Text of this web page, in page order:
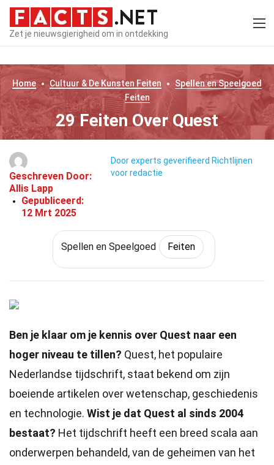
Zet je nieuwsgierigheid om in ontdekking
Home Cultuur & De Kunsten Feiten
Spellen en Speelgoed
Feiten
29 Feiten Over Quest
Geschreven Door:
Allis Lapp
Gepubliceerd:
12 Mrt 2025
Door experts geverifieerd Richtlijnen
voor redactie
Spellen en Speelgoed Feiten
Ben je klaar om je kennis over Quest naar een
hoger niveau te tillen? Quest, het populaire
Nederlandse tijdschrift, staat bekend om zijn
boeiende artikelen over wetenschap, geschiedenis
en technologie. Wist je dat Quest al sinds 2004
bestaat? Het tijdschrift heeft een breed scala aan
onderwerpen behandeld, van de geheimen van het